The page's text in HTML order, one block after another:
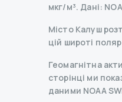
мкг/м³. Дані:
Місто Калуш
цій широті
Геомагнітна
сторінці ми
даними NOAA